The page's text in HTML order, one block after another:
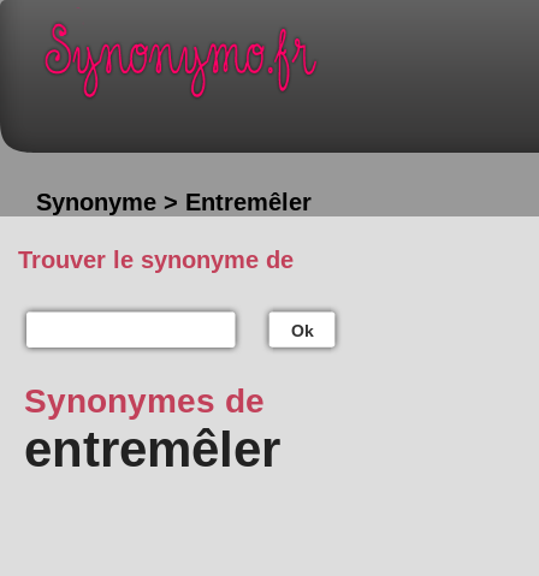
Synonyme > Entremêler
Trouver le synonyme de
Ok
Synonymes de
entremêler